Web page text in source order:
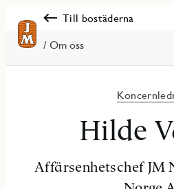
Till bostäderna
/ Om oss
Hilde
Affärsenhetschef JM